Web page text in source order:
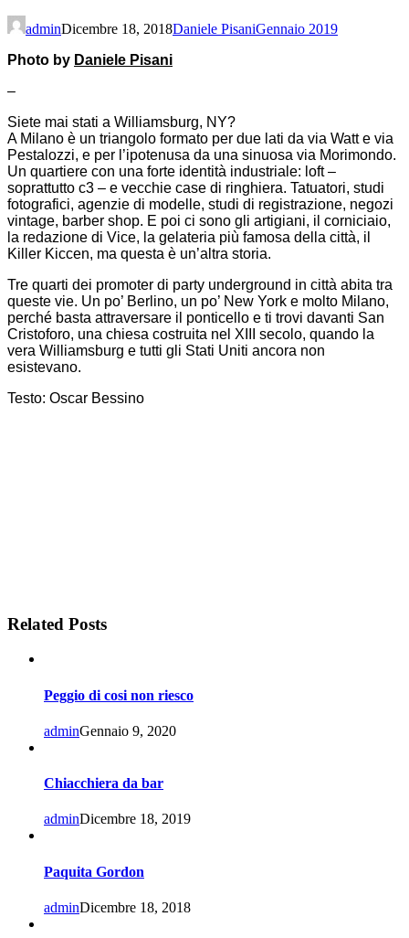
adminDicembre 18, 2018Daniele PisaniGennaio 2019
Photo by Daniele Pisani
–
Siete mai stati a Williamsburg, NY?
A Milano è un triangolo formato per due lati da via Watt e via
Pestalozzi, e per l’ipotenusa da una sinuosa via Morimondo.
Un quartiere con una forte identità industriale: loft –
soprattutto c3 – e vecchie case di ringhiera. Tatuatori, studi
fotografici, agenzie di modelle, studi di registrazione, negozi
vintage, barber shop. E poi ci sono gli artigiani, il corniciaio,
la redazione di Vice, la gelateria più famosa della città, il
Killer Kiccen, ma questa è un’altra storia.
Tre quarti dei promoter di party underground in città abita tra
queste vie. Un po’ Berlino, un po’ New York e molto Milano,
perché basta attraversare il ponticello e ti trovi davanti San
Cristoforo, una chiesa costruita nel XIII secolo, quando la
vera Williamsburg e tutti gli Stati Uniti ancora non
esistevano.
Testo: Oscar Bessino
Related Posts
Peggio di cosi non riesco
adminGennaio 9, 2020
Chiacchiera da bar
adminDicembre 18, 2019
Paquita Gordon
adminDicembre 18, 2018